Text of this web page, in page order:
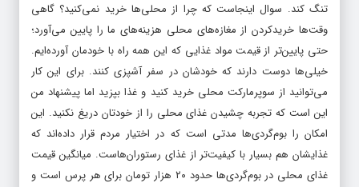
تنگ کند. سوال اینجاست که چرا از محلی‌ها خرید نمی‌کنید؟ گاهی
وقت‌ها خریدکردن از مغازه‌های محلی هزینه‌های ما را پایین می‌آورد؛
حتی پایین‌تر از قیمت مواد غذایی که این همه راه با خودمان آورده‌ایم.
خیلی‌ها دوست دارند که خودشان در سفر آشپزی کنند. برای این کار
می‌توانید از سوپرمارکت محلی خرید کنید و غذا بپزید اما پیشنهاد من
این است که تجربه چشیدن غذای محلی را از خودتان دریغ نکنید. این
امکان را بوم‌گردی‌ها مدتی است که در اختیار مردم قرار داده‌اند که
غذایشان هم بسیار با کیفیت‌تر از غذای رستوران‌هاست. میانگین قیمت
غذای محلی در بوم‌گردی‌ها حدود ۲۰ هزار تومان برای هر پرس است و